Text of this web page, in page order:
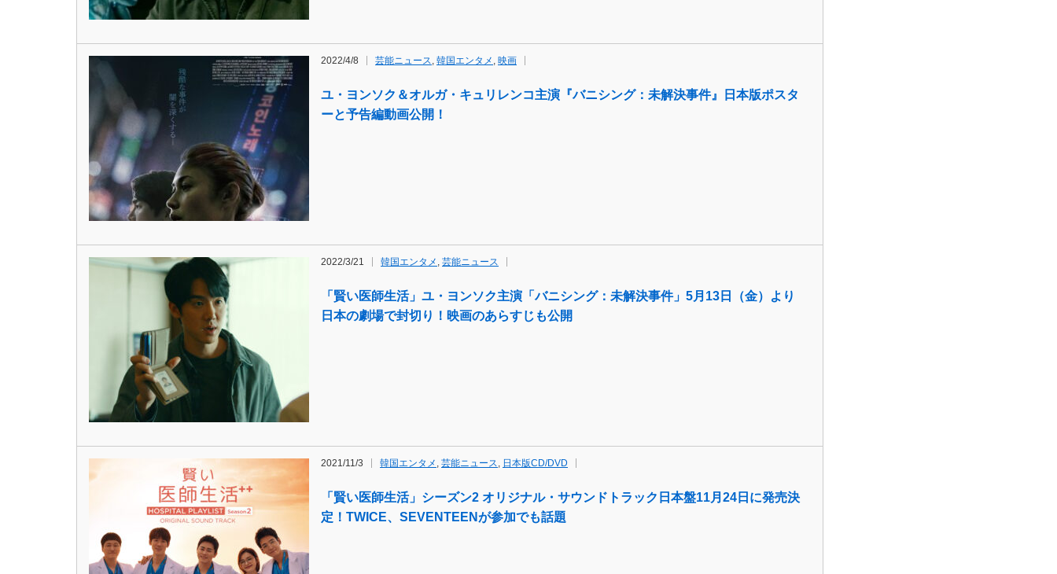
2022/4/8 芸能ニュース, 韓国エンタメ , 映画
ユ・ヨンソク＆オルガ・キュリレンコ主演『バニシング：未解決事件』日本版ポスタ
ーと予告編動画公開！
2022/3/21 韓国エンタメ , 芸能ニュース
「賢い医師生活」ユ・ヨンソク主演「バニシング：未解決事件」5月13日（金）より
日本の劇場で封切り！映画のあらすじも公開
2021/11/3 韓国エンタメ , 芸能ニュース, 日本版CD/DVD
「賢い医師生活」シーズン2 オリジナル・サウンドトラック日本盤11月24日に発売決
定！TWICE、SEVENTEENが参加でも話題